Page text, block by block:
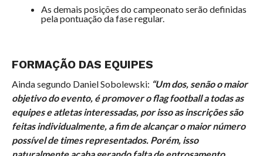
As demais posições do campeonato serão definidas
pela pontuação da fase regular.
FORMAÇÃO DAS EQUIPES
Ainda segundo Daniel Sobolewski: “Um dos, senão o maior
objetivo do evento, é promover o flag football a todas as
equipes e atletas interessadas, por isso as inscrições são
feitas individualmente, a fim de alcançar o maior número
possível de times representados. Porém, isso